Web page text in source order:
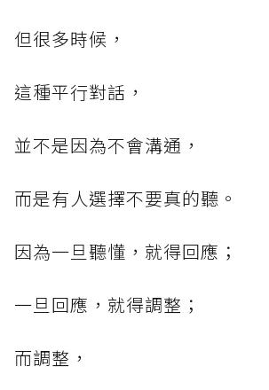
但很多時候，
這種平行對話，
並不是因為不會溝通，
而是有人選擇不要真的聽。
因為一旦聽懂，就得回應；
一旦回應，就得調整；
而調整，